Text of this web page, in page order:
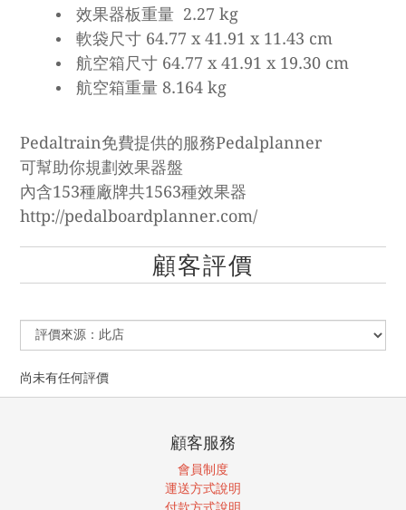
效果器板重量 2.27 kg
軟袋尺寸 64.77 x 41.91 x 11.43 cm
航空箱尺寸 64.77 x 41.91 x 19.30 cm
航空箱重量 8.164 kg
Pedaltrain免費提供的服務Pedalplanner
可幫助你規劃效果器盤
內含153種廠牌共1563種效果器
http://pedalboardplanner.com/
顧客評價
尚未有任何評價
顧客服務
會員制度
運送方式說明